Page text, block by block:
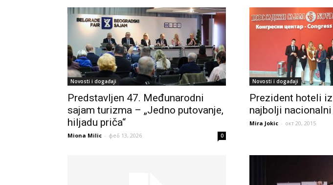
Novosti i događaji
Predstavljen 47. Međunarodni
sajam turizma – „Jedno putovanje,
hiljadu priča“
Miona Milic - феб 13, 2026 0
Novosti i događaji
Prezident hoteli
najbolji
Mira Jokic - окт 20, 2015